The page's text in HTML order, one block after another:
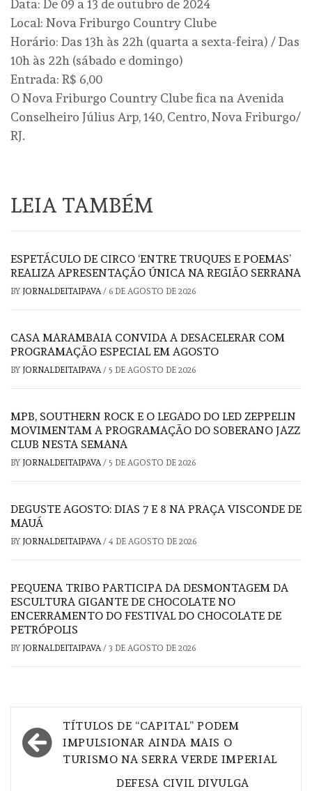
Data: De 09 a 13 de outubro de 2024
Local: Nova Friburgo Country Clube
Horário: Das 13h às 22h (quarta a sexta-feira) / Das
10h às 22h (sábado e domingo)
Entrada: R$ 6,00
O Nova Friburgo Country Clube fica na Avenida
Conselheiro Július Arp, 140, Centro, Nova Friburgo/
RJ.
LEIA TAMBÉM
ESPETÁCULO DE CIRCO ‘ENTRE TRUQUES E POEMAS’
REALIZA APRESENTAÇÃO ÚNICA NA REGIÃO SERRANA
BY JORNALDEITAIPAVA/ 6 DE AGOSTO DE 2026
CASA MARAMBAIA CONVIDA A DESACELERAR COM
PROGRAMAÇÃO ESPECIAL EM AGOSTO
BY JORNALDEITAIPAVA/ 5 DE AGOSTO DE 2026
MPB, SOUTHERN ROCK E O LEGADO DO LED ZEPPELIN
MOVIMENTAM A PROGRAMAÇÃO DO SOBERANO JAZZ
CLUB NESTA SEMANA
BY JORNALDEITAIPAVA/ 5 DE AGOSTO DE 2026
DEGUSTE AGOSTO: DIAS 7 E 8 NA PRAÇA VISCONDE DE
MAUÁ
BY JORNALDEITAIPAVA/ 4 DE AGOSTO DE 2026
PEQUENA TRIBO PARTICIPA DA DESMONTAGEM DA
ESCULTURA GIGANTE DE CHOCOLATE NO
ENCERRAMENTO DO FESTIVAL DO CHOCOLATE DE
PETRÓPOLIS
BY JORNALDEITAIPAVA/ 3 DE AGOSTO DE 2026
Navegação
de
TÍTULOS DE “CAPITAL” PODEM
IMPULSIONAR AINDA MAIS O
TURISMO NA SERRA VERDE IMPERIAL
DEFESA CIVIL DIVULGA